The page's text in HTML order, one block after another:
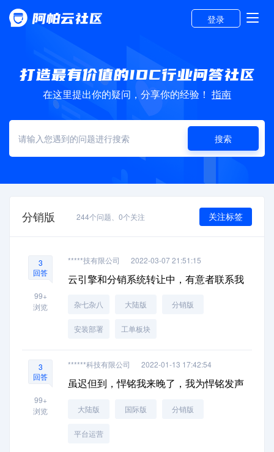
登录
在这里提出你的疑问，分享你的经验！ 指南
搜索
分销版 244个问题、 0个关注 关注标签
3
回答
99+
浏览
*****技有限公司 2022-03-07 21:51:15
云引擎和分销系统转让中，有意者联系我
杂七杂八 大陆版 分销版
安装部署 工单板块
3
回答
99+
浏览
******科技有限公司 2022-01-13 17:42:54
虽迟但到，悍铭我来晚了，我为悍铭发声
大陆版 国际版 分销版
平台运营